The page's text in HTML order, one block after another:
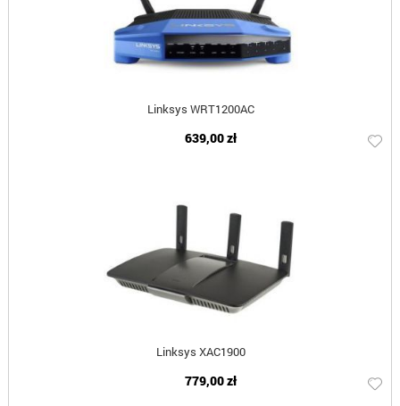
Linksys WRT1200AC
639,00 zł
Linksys XAC1900
779,00 zł